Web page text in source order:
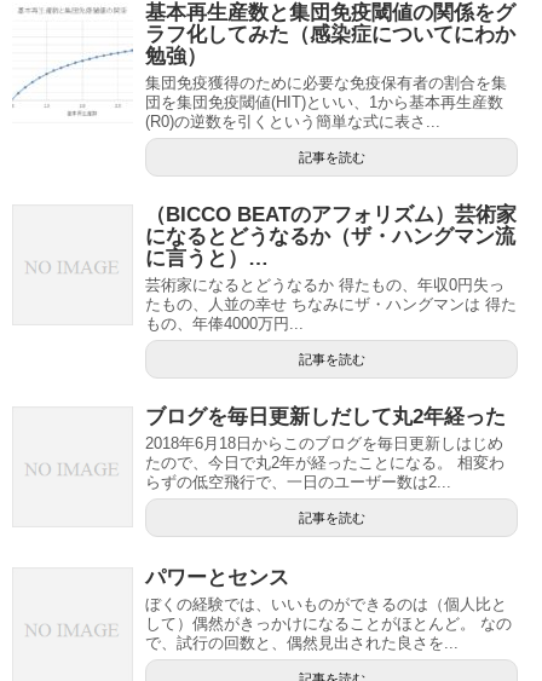
基本再生産数と集団免疫閾値の関係をグ
ラフ化してみた（感染症についてにわか
勉強）
集団免疫獲得のために必要な免疫保有者の割合を集
団を集団免疫閾値(HIT)といい、1から基本再生産数
(R0)の逆数を引くという簡単な式に表さ...
記事を読む
（BICCO BEATのアフォリズム）芸術家
になるとどうなるか（ザ・ハングマン流
に言うと）…
芸術家になるとどうなるか 得たもの、年収0円失っ
たもの、人並の幸せ ちなみにザ・ハングマンは 得た
もの、年俸4000万円...
記事を読む
ブログを毎日更新しだして丸2年経った
2018年6月18日からこのブログを毎日更新しはじめ
たので、今日で丸2年が経ったことになる。 相変わ
らずの低空飛行で、一日のユーザー数は2...
記事を読む
パワーとセンス
ぼくの経験では、いいものができるのは（個人比と
して）偶然がきっかけになることがほとんど。 なの
で、試行の回数と、偶然見出された良さを...